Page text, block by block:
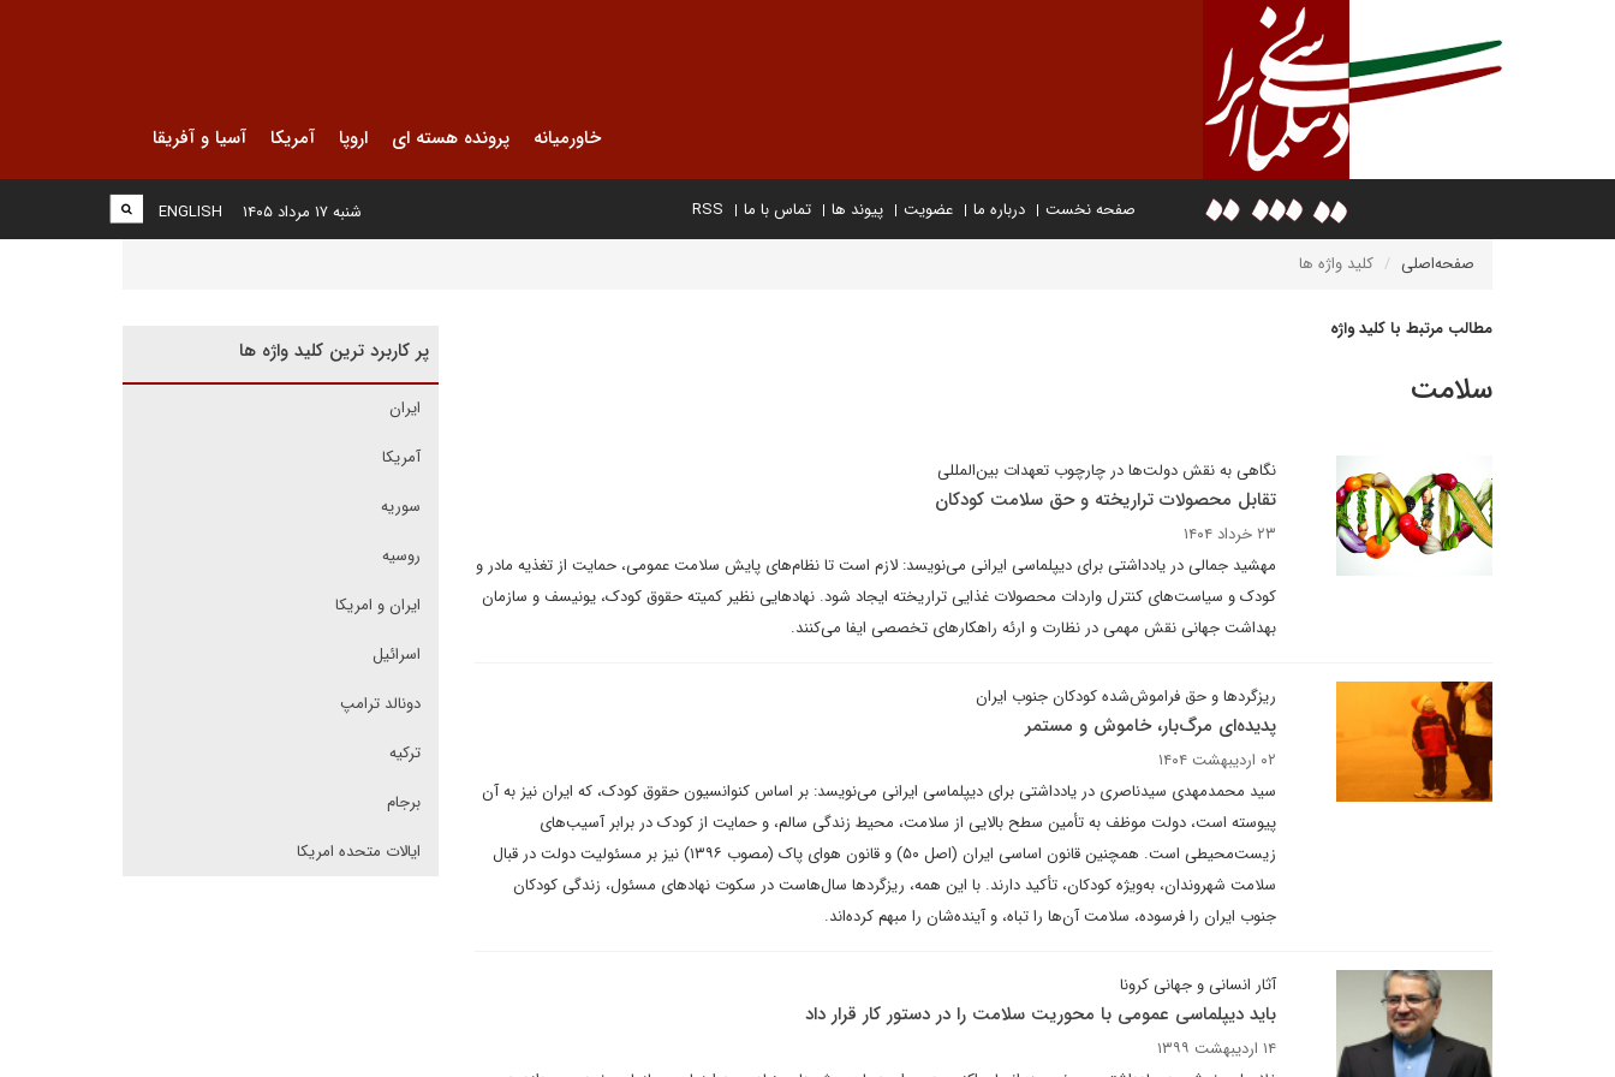
خاورمیانه پرونده هسته ای اروپا آمریکا آسیا و آفریقا
صفحه نخست درباره ما عضویت پیوند ها تماس با ما RSS
ENGLISH شنبه ۱۷ مرداد ۱۴۰۵
صفحه‌اصلی کلید واژه ها
مطالب مرتبط با کلید واژه
سلامت
نگاهی به نقش دولت‌ها در چارچوب تعهدات بین‌المللی
تقابل محصولات تراریخته و حق سلامت کودکان
۲۳ خرداد ۱۴۰۴
مهشید جمالی در یادداشتی برای دیپلماسی ایرانی می‌نویسد: لازم است تا نظام‌های پایش سلامت عمومی، حمایت از تغذیه مادر و
کودک و سیاست‌های کنترل واردات محصولات غذایی تراریخته ایجاد شود. نهادهایی نظیر کمیته حقوق کودک، یونیسف و سازمان
بهداشت جهانی نقش مهمی در نظارت و ارئه راهکارهای تخصصی ایفا می‌کنند.
ریزگرد‌ها و حق فراموش‌شده کودکان جنوب ایران
پدیده‌ای مرگ‌بار، خاموش و مستمر
۰۲ اردیبهشت ۱۴۰۴
سید محمدمهدی سیدناصری در یادداشتی برای دیپلماسی ایرانی می‌نویسد: بر اساس کنوانسیون حقوق کودک، که ایران نیز به آن
پیوسته است، دولت موظف به تأمین سطح بالایی از سلامت، محیط زندگی سالم، و حمایت از کودک در برابر آسیب‌های
زیست‌محیطی است. همچنین قانون اساسی ایران (اصل ۵۰) و قانون هوای پاک (مصوب ۱۳۹۶) نیز بر مسئولیت دولت در قبال
سلامت شهروندان، به‌ویژه کودکان، تأکید دارند. با این همه، ریزگردها سال‌هاست در سکوت نهادهای مسئول، زندگی کودکان
جنوب ایران را فرسوده، سلامت آن‌ها را تباه، و آینده‌شان را مبهم کرده‌اند.
آثار انسانی و جهانی کرونا
باید دیپلماسی عمومی با محوریت سلامت را در دستور کار قرار داد
۱۴ اردیبهشت ۱۳۹۹
پر کاربرد ترین کلید واژه ها
ایران
آمریکا
سوریه
روسیه
ایران و امریکا
اسرائیل
دونالد ترامپ
ترکیه
برجام
ایالات متحده امریکا